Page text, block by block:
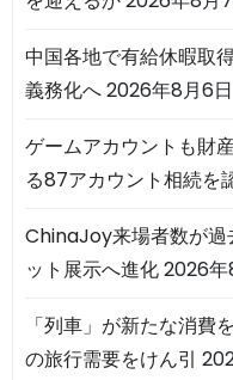
中国各地で有給休暇取
義務化へ2026年8月6日
ゲームアカウントも財
る87アカウント相続を
ChinaJoy来場者数が
ット展示へ進化2026年
「列車」が新たな消
の旅行需要をけん引